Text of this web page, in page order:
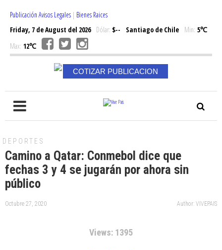
Publicación Avisos Legales | Bienes Raices
Friday, 7 de August del 2026Dólar: $-- Santiago de Chile Min: 5℃
Max: 12℃
COTIZAR PUBLICACION
DEPORTES
Camino a Qatar: Conmebol dice que
fechas 3 y 4 se jugarán por ahora sin
público
Octubre 27, 2020 Author: VIVEPAIS
Views: 1395